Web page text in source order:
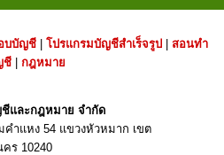
บบัญชี โปรแกรมบัญชีสำเร็จรูป
สอนทำ
ชี| กฎหมาย
และกฎหมาย จำกัด
คำแหง 54 แขวงหัวหมาก เขต
ร 10240